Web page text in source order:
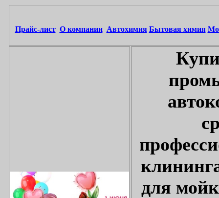
Прайс-лист О компании Автохимия Бытовая химия
для